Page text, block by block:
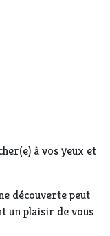
à vos yeux et
découverte peut
un plaisir de vous